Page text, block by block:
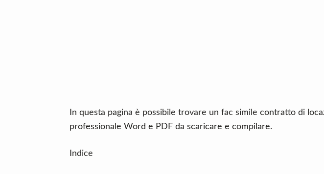
In questa pagina è possibile trovare un fac simile contratto di
professionale Word e PDF da scaricare e compilare.
Indice